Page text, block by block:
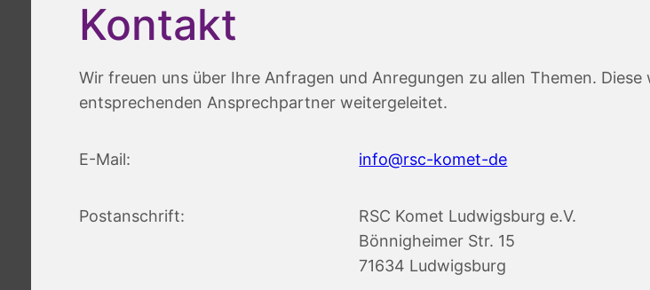
Kontakt
Wir freuen uns über Ihre Anfragen und Anregungen zu allen Themen.
entsprechenden Ansprechpartner weitergeleitet.
E-Mail: info@rsc-komet-de
Postanschrift:
RSC Komet Ludwigsburg e.V.
Bönnigheimer Str. 15
71634 Ludwigsburg